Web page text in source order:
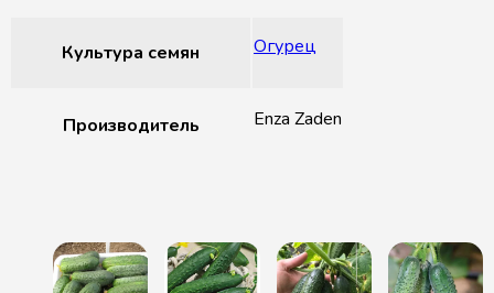
Культура семян Огурец
Производитель Enza Zaden